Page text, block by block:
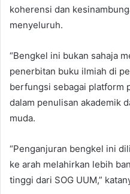
koherensi dan
menyeluruh.
“Bengkel ini bukan sahaja
penerbitan buku ilmiah di
berfungsi sebagai platform
dalam penulisan akademik
muda.
“Penganjuran bengkel ini
ke arah melahirkan lebih
tinggi dari SOG UUM,”